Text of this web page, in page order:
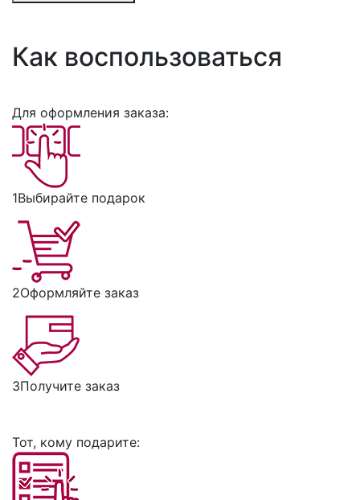
Как воспользоваться
Для оформления заказа:
1Выбирайте подарок
2Оформляйте заказ
3Получите заказ
Тот, кому подарите: